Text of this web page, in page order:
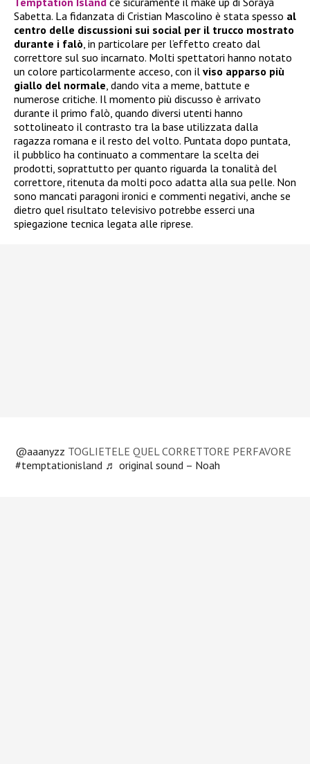
Sabetta. La fidanzata di Cristian Mascolino è stata spesso al
centro delle discussioni sui social per il trucco mostrato
durante i falò , in particolare per l’effetto creato dal
correttore sul suo incarnato. Molti spettatori hanno notato
un colore particolarmente acceso, con il viso apparso più
giallo del normale , dando vita a meme, battute e
numerose critiche. Il momento più discusso è arrivato
durante il primo falò, quando diversi utenti hanno
sottolineato il contrasto tra la base utilizzata dalla
ragazza romana e il resto del volto. Puntata dopo puntata,
il pubblico ha continuato a commentare la scelta dei
prodotti, soprattutto per quanto riguarda la tonalità del
correttore, ritenuta da molti poco adatta alla sua pelle. Non
sono mancati paragoni ironici e commenti negativi, anche se
dietro quel risultato televisivo potrebbe esserci una
spiegazione tecnica legata alle riprese.
@aaanyzz TOGLIETELE QUEL CORRETTORE PERFAVORE
#temptationisland ♬ original sound – Noah